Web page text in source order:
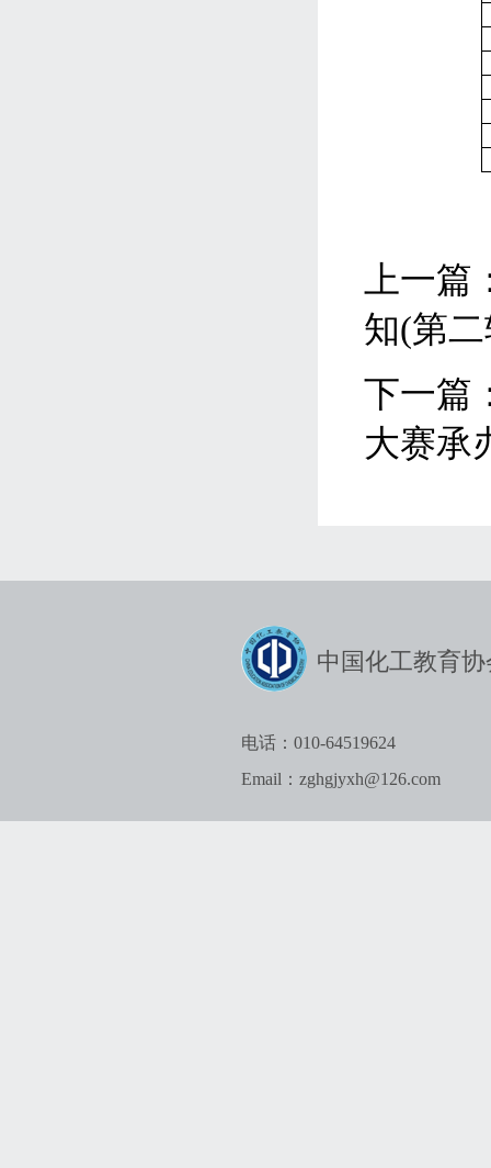
上一篇
知(第
下一篇
大赛承
中国化工教育
电话：010-64519624
Email：zghgjyxh@126.com